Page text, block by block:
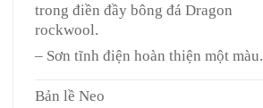
trong điền đầy bông đá Dragon
rockwool.
– Sơn tĩnh điện hoàn thiện một màu.
Bản lề Neo